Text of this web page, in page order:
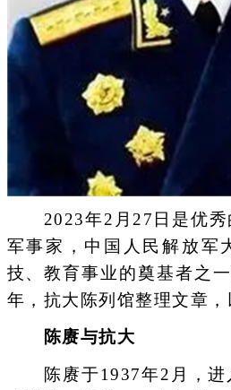
2023年2月27日是优秀
军事家，中国人民解放军
技、教育事业的奠基者之
年，抗大陈列馆整理文章
陈赓与抗大
陈赓于1937年2月，进